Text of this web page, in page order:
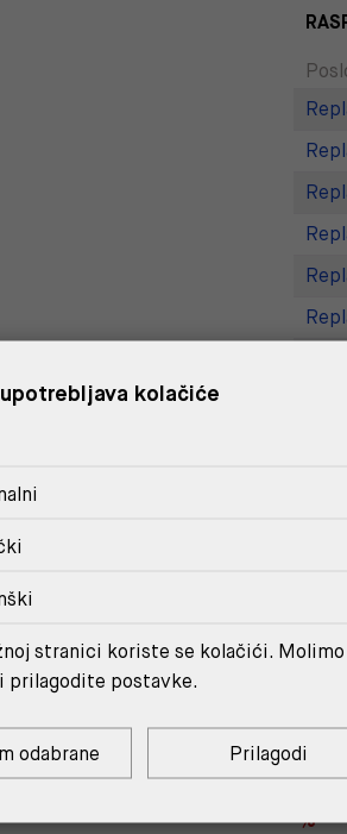
MOŽDA ĆE TI SE
%
kolačiće
stranici koriste se kolačići.
prilagodite postavke.
odabrane Prilagodi